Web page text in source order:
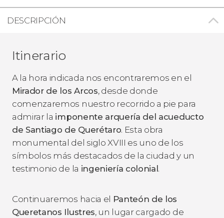
DESCRIPCIÓN
Itinerario
A la hora indicada nos encontraremos en el
Mirador de los Arcos, desde donde
comenzaremos nuestro recorrido a pie para
admirar la imponente arquería del acueducto
de Santiago de Querétaro. Esta obra
monumental del siglo XVIII es uno de los
símbolos más destacados de la ciudad y un
testimonio de la ingeniería colonial.
Continuaremos hacia el Panteón de los
Queretanos Ilustres, un lugar cargado de